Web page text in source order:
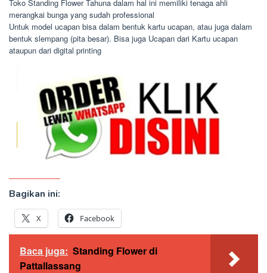
Toko Standing Flower Tahuna dalam hal ini memiliki tenaga ahli
merangkai bunga yang sudah professional
Untuk model ucapan bisa dalam bentuk kartu ucapan, atau juga dalam
bentuk slempang (pita besar). Bisa juga Ucapan dari Kartu ucapan
ataupun dari digital printing
Bagikan ini:
X Facebook
Baca juga: Standing Flower di
Pattallassang